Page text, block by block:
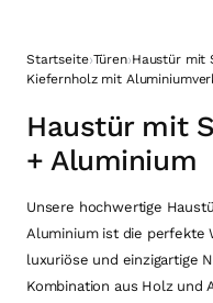
Startseite›Türen›Haustür mit
Kiefernholz mit
Haustür mit
+ Aluminium
Unsere hochwertige
Aluminium ist die perfekte
luxuriöse und einzigartige
Kombination aus Holz und